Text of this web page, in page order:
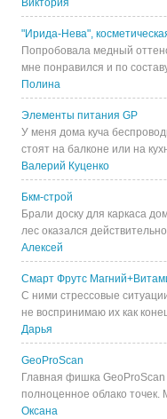
Виктория
"Ирида-Нева",
Попробовала медный
мне понравился и по
Полина
Элементы питания GP
У меня дома куча
стоят на балконе или на
Валерий Куценко
Бкм-строй
Брали доску для каркаса
лес оказался
Алексей
Смарт Фрутс
С ними стрессовые
не воспринимаю их как
Дарья
GeoProScan
Главная фишка
полноценное облако
Оксана